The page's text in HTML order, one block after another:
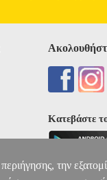
Κατεβάστε
την